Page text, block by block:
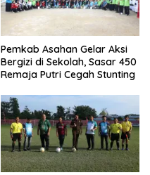
Pemkab Asahan Gelar Aksi
Bergizi di Sekolah, Sasar 450
Remaja Putri Cegah Stunting